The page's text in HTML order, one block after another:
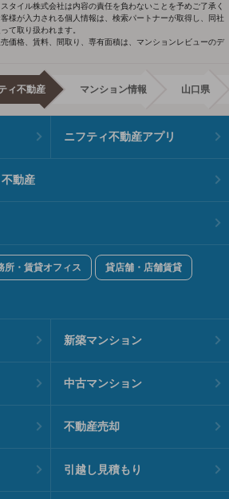
タイル株式会社は内容の責任を負わないことを予めご了承く
様が入力される個人情報は、検索パートナーが取得し、同社
て取り扱われます。
価格、賃料、間取り、専有面積は、マンションレビューのデ
ィ不動産 マンション情報 山口県
ニフティ不動産アプリ
動産
所・賃貸オフィス 貸店舗・店舗賃貸
新築マンション
中古マンション
不動産売却
引越し見積もり